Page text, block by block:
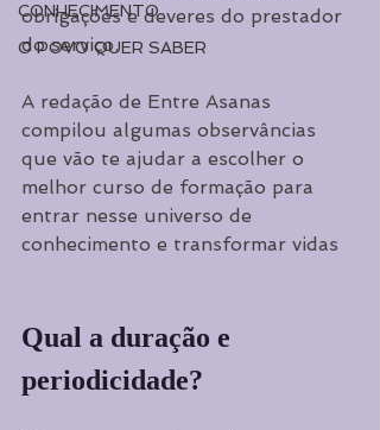
CONHECIMENTO
O POVO QUER SABER
obrigações e deveres do prestador
do serviço.
A redação de Entre Asanas
compilou algumas observâncias
que vão te ajudar a escolher o
melhor curso de formação para
entrar nesse universo de
conhecimento e transformar vidas
Qual a duração e
periodicidade?